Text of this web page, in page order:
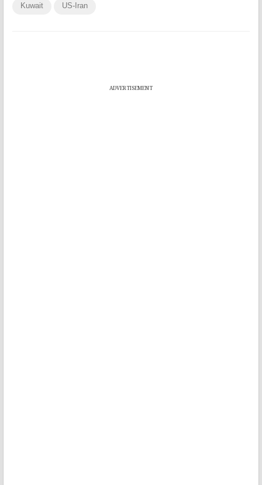
Kuwait US-Iran
ADVERTISEMENT